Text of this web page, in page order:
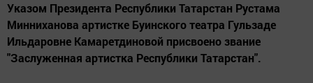
Указом Президента Республики Татарстан Рустама
Минниханова артистке Буинского театра Гульзаде
Ильдаровне Камаретдиновой присвоено звание
"Заслуженная артистка Республики Татарстан".